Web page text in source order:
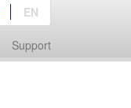
Support
EN